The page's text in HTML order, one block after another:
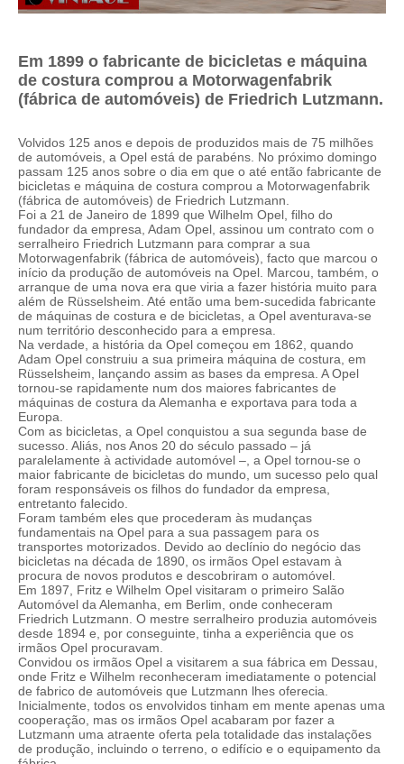
Em 1899 o fabricante de bicicletas e máquina
de costura comprou a Motorwagenfabrik
(fábrica de automóveis) de Friedrich Lutzmann.
Volvidos 125 anos e depois de produzidos mais de 75 milhões
de automóveis, a Opel está de parabéns. No próximo domingo
passam 125 anos sobre o dia em que o até então fabricante de
bicicletas e máquina de costura comprou a Motorwagenfabrik
(fábrica de automóveis) de Friedrich Lutzmann.
Foi a 21 de Janeiro de 1899 que Wilhelm Opel, filho do
fundador da empresa, Adam Opel, assinou um contrato com o
serralheiro Friedrich Lutzmann para comprar a sua
Motorwagenfabrik (fábrica de automóveis), facto que marcou o
início da produção de automóveis na Opel. Marcou, também, o
arranque de uma nova era que viria a fazer história muito para
além de Rüsselsheim. Até então uma bem-sucedida fabricante
de máquinas de costura e de bicicletas, a Opel aventurava-se
num território desconhecido para a empresa.
Na verdade, a história da Opel começou em 1862, quando
Adam Opel construiu a sua primeira máquina de costura, em
Rüsselsheim, lançando assim as bases da empresa. A Opel
tornou-se rapidamente num dos maiores fabricantes de
máquinas de costura da Alemanha e exportava para toda a
Europa.
Com as bicicletas, a Opel conquistou a sua segunda base de
sucesso. Aliás, nos Anos 20 do século passado – já
paralelamente à actividade automóvel –, a Opel tornou-se o
maior fabricante de bicicletas do mundo, um sucesso pelo qual
foram responsáveis os filhos do fundador da empresa,
entretanto falecido.
Foram também eles que procederam às mudanças
fundamentais na Opel para a sua passagem para os
transportes motorizados. Devido ao declínio do negócio das
bicicletas na década de 1890, os irmãos Opel estavam à
procura de novos produtos e descobriram o automóvel.
Em 1897, Fritz e Wilhelm Opel visitaram o primeiro Salão
Automóvel da Alemanha, em Berlim, onde conheceram
Friedrich Lutzmann. O mestre serralheiro produzia automóveis
desde 1894 e, por conseguinte, tinha a experiência que os
irmãos Opel procuravam.
Convidou os irmãos Opel a visitarem a sua fábrica em Dessau,
onde Fritz e Wilhelm reconheceram imediatamente o potencial
de fabrico de automóveis que Lutzmann lhes oferecia.
Inicialmente, todos os envolvidos tinham em mente apenas uma
cooperação, mas os irmãos Opel acabaram por fazer a
Lutzmann uma atraente oferta pela totalidade das instalações
de produção, incluindo o terreno, o edifício e o equipamento da